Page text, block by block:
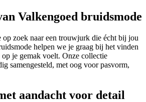
Valkengoed bruidsmode
op zoek naar een trouwjurk die écht bij jou
helpen we je graag bij het vinden
je gemak voelt. Onze collectie
samengesteld, met oog voor pasvorm,
aandacht voor detail